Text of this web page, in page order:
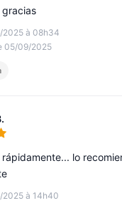
2025 à 08h34
05/09/2025
2025 à 14h40
lo